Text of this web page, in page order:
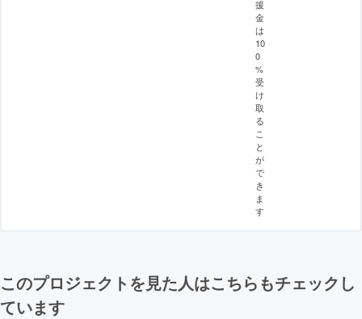
援
金
は
10
0
%
受
け
取
る
こ
と
が
で
き
ま
す
このプロジェクトを見た人はこちらもチェックし
ています